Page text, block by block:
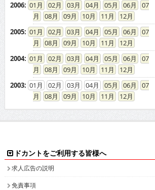
2006: 01 02 03 04 05 06
07
08
09 10 11
12
2005: 01 02 03 04 05 06
07
08
09 10 11
12
2004: 01 02 03 04 05 06
07
08
09 10 11
12
2003: 01 02 03 04 05 06
07
08
09 10 11 12
ドカントをご利用する皆様へ
求人広告の説明
免責事項